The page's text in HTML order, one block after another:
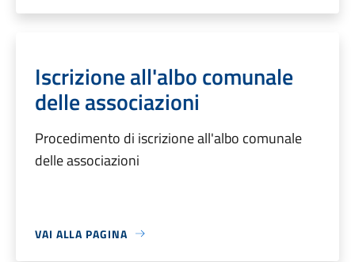
Iscrizione all'albo comunale
delle associazioni
Procedimento di iscrizione all'albo comunale
delle associazioni
VAI ALLA PAGINA